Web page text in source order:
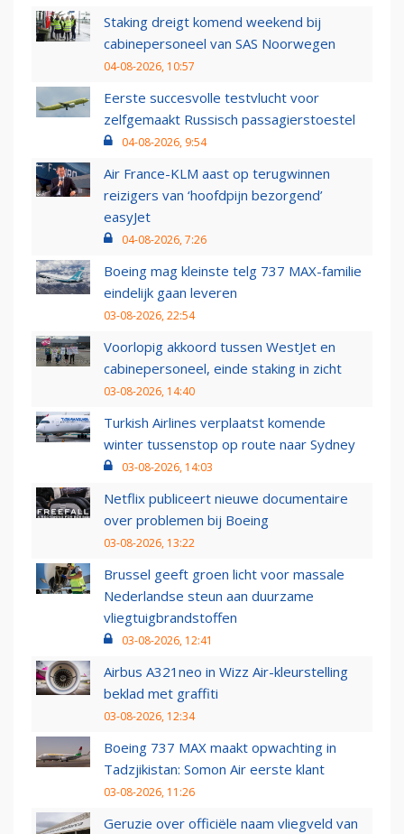
Staking dreigt komend weekend bij
cabinepersoneel van SAS Noorwegen
04-08-2026, 10:57
Eerste succesvolle testvlucht voor
zelfgemaakt Russisch passagierstoestel
04-08-2026, 9:54
Air France-KLM aast op terugwinnen
reizigers van ‘hoofdpijn bezorgend’
easyJet
04-08-2026, 7:26
Boeing mag kleinste telg 737 MAX-familie
eindelijk gaan leveren
03-08-2026, 22:54
Voorlopig akkoord tussen WestJet en
cabinepersoneel, einde staking in zicht
03-08-2026, 14:40
Turkish Airlines verplaatst komende
winter tussenstop op route naar Sydney
03-08-2026, 14:03
Netflix publiceert nieuwe documentaire
over problemen bij Boeing
03-08-2026, 13:22
Brussel geeft groen licht voor massale
Nederlandse steun aan duurzame
vliegtuigbrandstoffen
03-08-2026, 12:41
Airbus A321neo in Wizz Air-kleurstelling
beklad met graffiti
03-08-2026, 12:34
Boeing 737 MAX maakt opwachting in
Tadzjikistan: Somon Air eerste klant
03-08-2026, 11:26
Geruzie over officiële naam vliegveld van